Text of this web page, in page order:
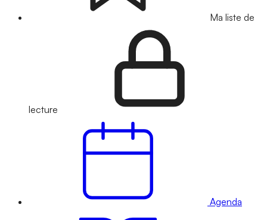
Ma liste de
lecture
Agenda